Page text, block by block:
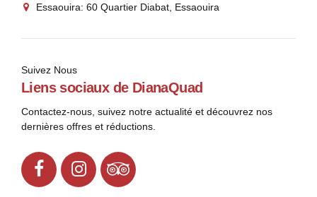
Essaouira: 60 Quartier Diabat, Essaouira
Suivez Nous
Liens sociaux de DianaQuad
Contactez-nous, suivez notre actualité et découvrez nos
dernières offres et réductions.